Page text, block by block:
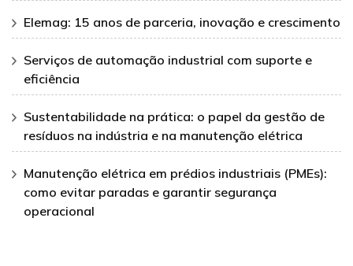
Elemag: 15 anos de parceria, inovação e crescimento
Serviços de automação industrial com suporte e
eficiência
Sustentabilidade na prática: o papel da gestão de
resíduos na indústria e na manutenção elétrica
Manutenção elétrica em prédios industriais (PMEs):
como evitar paradas e garantir segurança
operacional